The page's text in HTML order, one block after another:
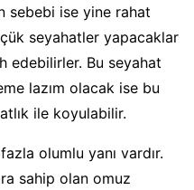
sebebi ise yine rahat
seyahatler yapacaklar
edebilirler. Bu seyahat
lazım olacak ise bu
ile koyulabilir.
olumlu yanı vardır.
sahip olan omuz